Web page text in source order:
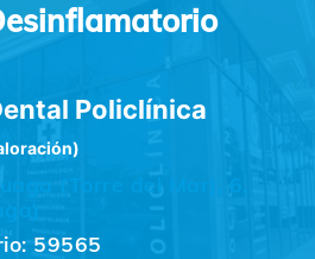
Policlínica
(Torre del Mar), 6,
59565